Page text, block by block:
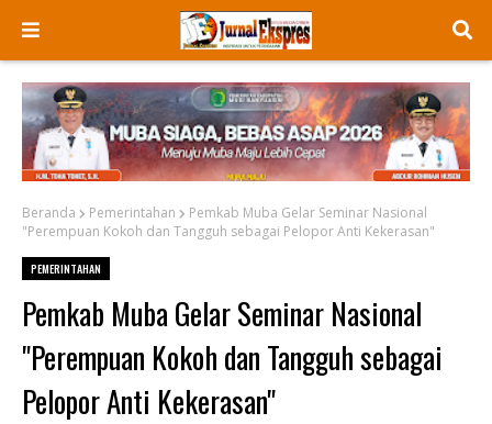
Beranda Pemerintahan
Pemkab Muba Gelar Seminar Nasional
"Perempuan Kokoh dan Tangguh sebagai Pelopor Anti Kekerasan"
PEMERINTAHAN
Pemkab Muba Gelar Seminar Nasional
"Perempuan Kokoh dan Tangguh sebagai
Pelopor Anti Kekerasan"